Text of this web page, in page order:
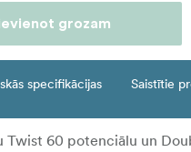
grozam
specifikācijas Saistītie
60 potenciālu un